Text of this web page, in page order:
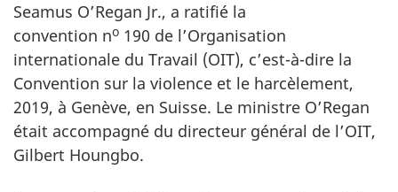
Seamus O’Regan Jr., a ratifié la
convention no 190 de l’Organisation
internationale du Travail (OIT), c’est-à-dire la
Convention sur la violence et le harcèlement,
2019, à Genève, en Suisse. Le ministre O’Regan
était accompagné du directeur général de l’OIT,
Gilbert Houngbo.